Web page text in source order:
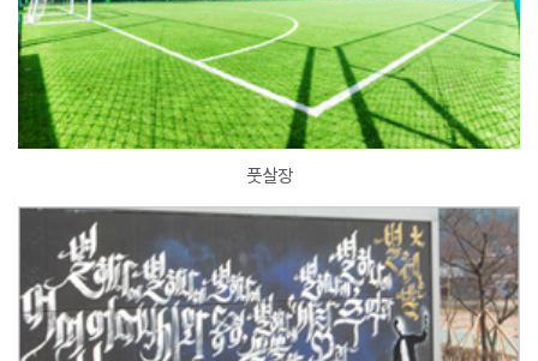
풋살장